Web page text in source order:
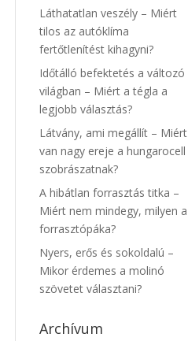
Láthatatlan veszély – Miért
tilos az autóklíma
fertőtlenítést kihagyni?
Időtálló befektetés a változó
világban – Miért a tégla a
legjobb választás?
Látvány, ami megállít – Miért
van nagy ereje a hungarocell
szobrászatnak?
A hibátlan forrasztás titka –
Miért nem mindegy, milyen a
forrasztópáka?
Nyers, erős és sokoldalú –
Mikor érdemes a molinó
szövetet választani?
Archívum